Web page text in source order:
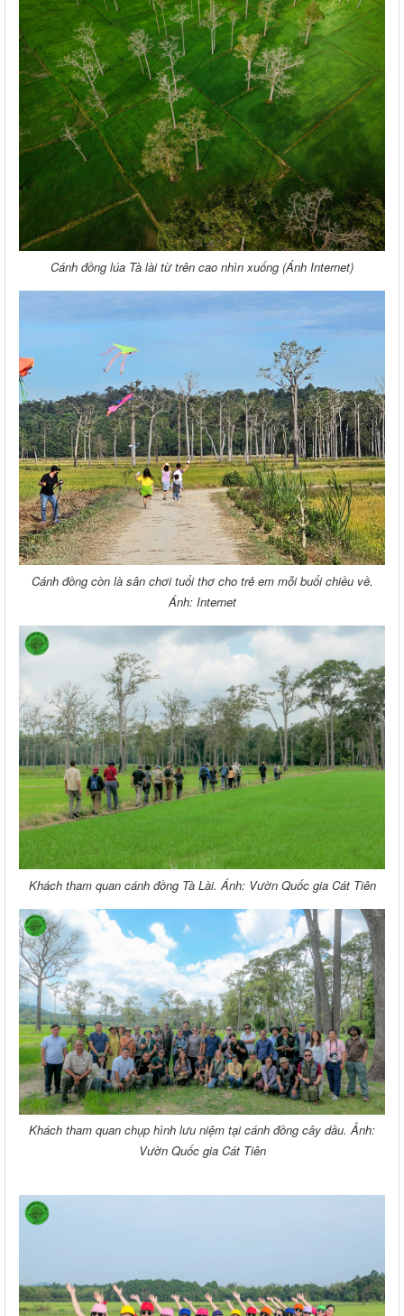
Cánh đồng lúa Tà lài từ trên cao nhìn xuống (Ánh Internet)
Cánh đồng còn là sân chơi tuổi thơ cho trẻ em mỗi buổi chiều về.
Ánh: Internet
Khách tham quan cánh đồng Tà Lài. Ánh: Vườn Quốc gia Cát Tiên
Khách tham quan chụp hình lưu niệm tại cánh đồng cây dầu. Ảnh:
Vườn Quốc gia Cát Tiên